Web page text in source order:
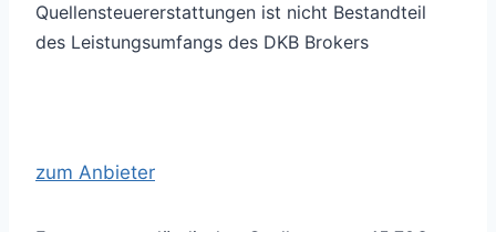
Quellensteuererstattungen ist nicht Bestandteil
des Leistungsumfangs des DKB Brokers
zum Anbieter